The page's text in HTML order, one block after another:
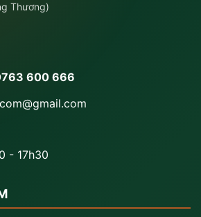
Thương)
600 666
- 17h30